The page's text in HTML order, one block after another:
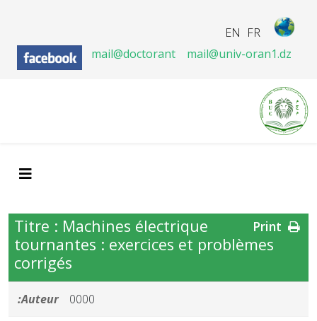
FR
EN
mail@doctorant
mail@univ-oran1.dz
Titre : Machines électrique
tournantes : exercices et problèmes
corrigés
Auteur:
0000